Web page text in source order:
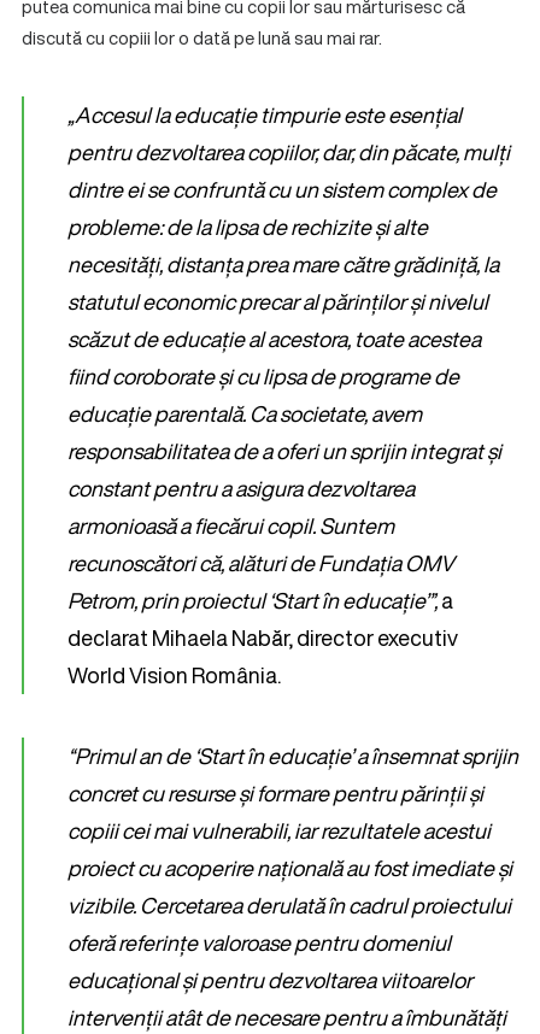
putea comunica mai bine cu copii lor sau mărturisesc că
discută cu copiii lor o dată pe lună sau mai rar.
„Accesul la educație timpurie este esențial
pentru dezvoltarea copiilor, dar, din păcate, mulți
dintre ei se confruntă cu un sistem complex de
probleme: de la lipsa de rechizite și alte
necesități, distanța prea mare către grădiniță, la
statutul economic precar al părinților și nivelul
scăzut de educație al acestora, toate acestea
fiind coroborate și cu lipsa de programe de
educație parentală. Ca societate, avem
responsabilitatea de a oferi un sprijin integrat și
constant pentru a asigura dezvoltarea
armonioasă a fiecărui copil. Suntem
recunoscători că, alături de Fundația OMV
Petrom, prin proiectul ‘Start în educație’”,a
declarat Mihaela Nabăr, director executiv
World Vision România.
“Primul an de ‘Start în educație’ a însemnat sprijin
concret cu resurse și formare pentru părinții și
copiii cei mai vulnerabili, iar rezultatele acestui
proiect cu acoperire națională au fost imediate și
vizibile. Cercetarea derulată în cadrul proiectului
oferă referințe valoroase pentru domeniul
educațional și pentru dezvoltarea viitoarelor
intervenții atât de necesare pentru a îmbunătăți